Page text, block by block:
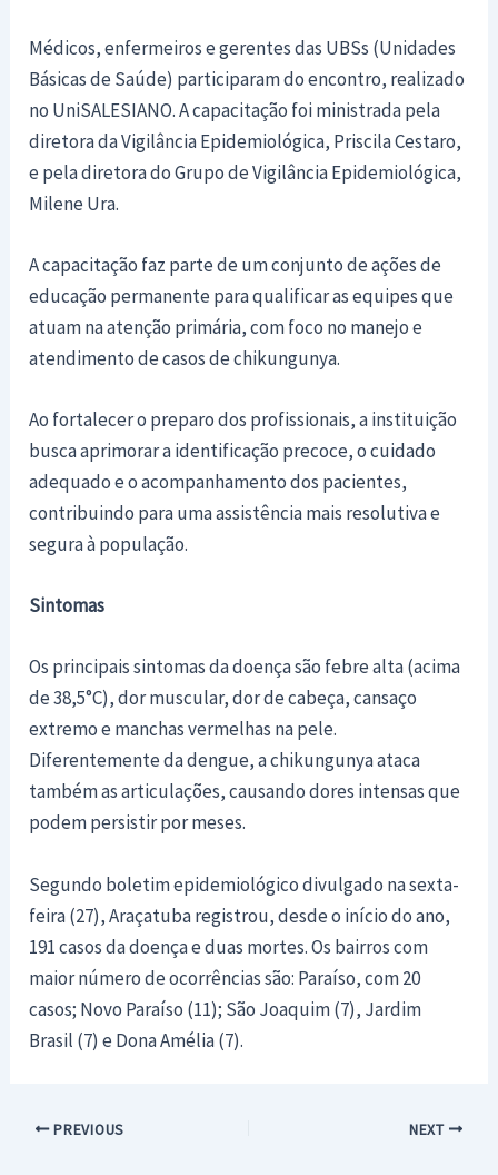
Médicos, enfermeiros e gerentes das UBSs (Unidades
Básicas de Saúde) participaram do encontro, realizado
no UniSALESIANO. A capacitação foi ministrada pela
diretora da Vigilância Epidemiológica, Priscila Cestaro,
e pela diretora do Grupo de Vigilância Epidemiológica,
Milene Ura.
A capacitação faz parte de um conjunto de ações de
educação permanente para qualificar as equipes que
atuam na atenção primária, com foco no manejo e
atendimento de casos de chikungunya.
Ao fortalecer o preparo dos profissionais, a instituição
busca aprimorar a identificação precoce, o cuidado
adequado e o acompanhamento dos pacientes,
contribuindo para uma assistência mais resolutiva e
segura à população.
Sintomas
Os principais sintomas da doença são febre alta (acima
de 38,5°C), dor muscular, dor de cabeça, cansaço
extremo e manchas vermelhas na pele.
Diferentemente da dengue, a chikungunya ataca
também as articulações, causando dores intensas que
podem persistir por meses.
Segundo boletim epidemiológico divulgado na sexta-
feira (27), Araçatuba registrou, desde o início do ano,
191 casos da doença e duas mortes. Os bairros com
maior número de ocorrências são: Paraíso, com 20
casos; Novo Paraíso (11); São Joaquim (7), Jardim
Brasil (7) e Dona Amélia (7).
Post PREVIOUS NEXT